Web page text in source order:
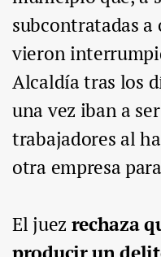
subcontratadas
vieron
Alcaldía tras los
una vez iban a
trabajadores al
otra empresa
El juez rechaza